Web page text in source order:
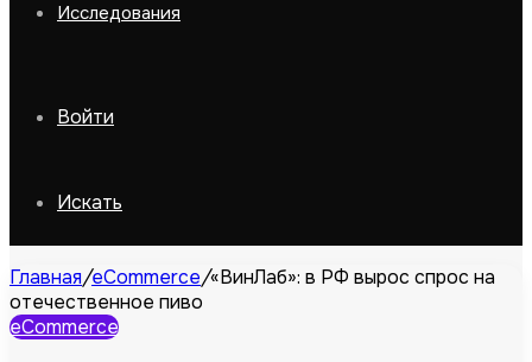
Исследования
Войти
Искать
Главная/eCommerce/«ВинЛаб»: в РФ вырос спрос на
отечественное пиво
eCommerce